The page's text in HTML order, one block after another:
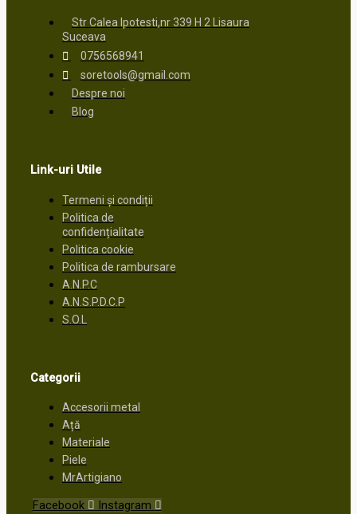
Str Calea Ipotesti,nr 339 H 2 Lisaura
Suceava
0756568941
soretools@gmail.com
Despre noi
Blog
Link-uri Utile
Termeni și condiții
Politica de
confidențialitate
Politica cookie
Politica de rambursare
A.N.P.C
A.N.S.P.D.C.P
S.O.L
Categorii
Accesorii metal
Ață
Materiale
Piele
MrArtigiano
Facebook Instagram